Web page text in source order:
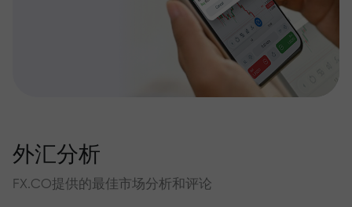
外汇分析
FX.CO提供的最佳市场分析和评论